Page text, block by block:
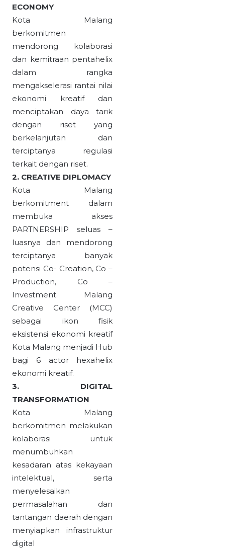
ECONOMY
Kota Malang
berkomitmen
mendorong kolaborasi
dan kemitraan pentahelix
dalam rangka
mengakselerasi rantai nilai
ekonomi kreatif dan
menciptakan daya tarik
dengan riset yang
berkelanjutan dan
terciptanya regulasi
terkait dengan riset.
2. CREATIVE DIPLOMACY
Kota Malang
berkomitment dalam
membuka akses
PARTNERSHIP seluas –
luasnya dan mendorong
terciptanya banyak
potensi Co- Creation, Co –
Production, Co –
Investment. Malang
Creative Center (MCC)
sebagai ikon fisik
eksistensi ekonomi kreatif
Kota Malang menjadi Hub
bagi 6 actor hexahelix
ekonomi kreatif.
3. DIGITAL
TRANSFORMATION
Kota Malang
berkomitmen melakukan
kolaborasi untuk
menumbuhkan
kesadaran atas kekayaan
intelektual, serta
menyelesaikan
permasalahan dan
tantangan daerah dengan
menyiapkan infrastruktur
digital